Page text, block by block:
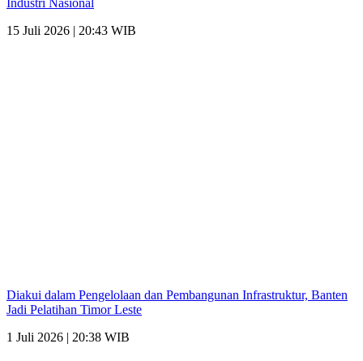
Industri Nasional
15 Juli 2026 | 20:43 WIB
Diakui dalam Pengelolaan dan Pembangunan Infrastruktur, Banten
Jadi Pelatihan Timor Leste
1 Juli 2026 | 20:38 WIB